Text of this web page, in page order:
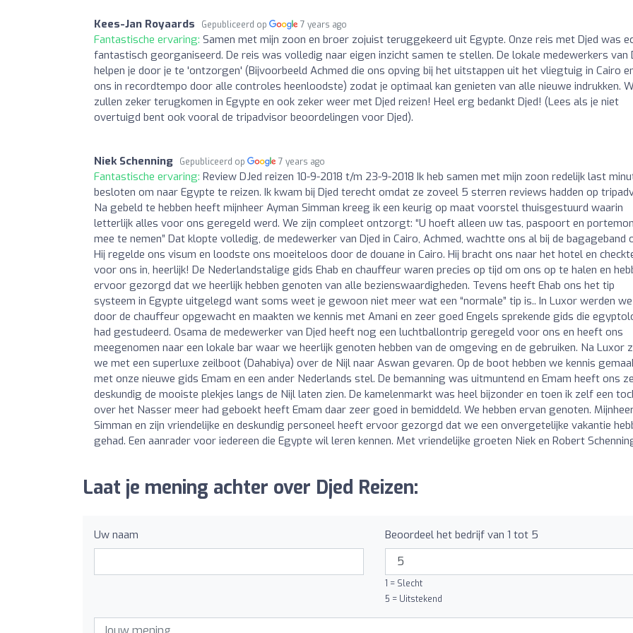
Kees-Jan Royaards Gepubliceerd op 7 years ago
Fantastische ervaring: Samen met mijn zoon en broer zojuist teruggekeerd uit Egypte. Onze reis met Djed was
fantastisch georganiseerd. De reis was volledig naar eigen inzicht samen te stellen. De lokale medewerkers van
helpen je door je te 'ontzorgen' (Bijvoorbeeld Achmed die ons opving bij het uitstappen uit het vliegtuig in Cairo
ons in recordtempo door alle controles heenloodste) zodat je optimaal kan genieten van alle nieuwe indrukken.
zullen zeker terugkomen in Egypte en ook zeker weer met Djed reizen! Heel erg bedankt Djed! (Lees als je niet
overtuigd bent ook vooral de tripadvisor beoordelingen voor Djed).
Niek Schenning Gepubliceerd op 7 years ago
Fantastische ervaring: Review DJed reizen 10-9-2018 t/m 23-9-2018 Ik heb samen met mijn zoon redelijk last
besloten om naar Egypte te reizen. Ik kwam bij Djed terecht omdat ze zoveel 5 sterren reviews hadden op
Na gebeld te hebben heeft mijnheer Ayman Simman kreeg ik een keurig op maat voorstel thuisgestuurd waarin
letterlijk alles voor ons geregeld werd. We zijn compleet ontzorgt: “U hoeft alleen uw tas, paspoort en
mee te nemen” Dat klopte volledig, de medewerker van Djed in Cairo, Achmed, wachtte ons al bij de bagageband
Hij regelde ons visum en loodste ons moeiteloos door de douane in Cairo. Hij bracht ons naar het hotel en
voor ons in, heerlijk! De Nederlandstalige gids Ehab en chauffeur waren precies op tijd om ons op te halen en
ervoor gezorgd dat we heerlijk hebben genoten van alle bezienswaardigheden. Tevens heeft Ehab ons het tip
systeem in Egypte uitgelegd want soms weet je gewoon niet meer wat een “normale” tip is.. In Luxor werden we
door de chauffeur opgewacht en maakten we kennis met Amani en zeer goed Engels sprekende gids die
had gestudeerd. Osama de medewerker van Djed heeft nog een luchtballontrip geregeld voor ons en heeft ons
meegenomen naar een lokale bar waar we heerlijk genoten hebben van de omgeving en de gebruiken. Na Luxor
we met een superluxe zeilboot (Dahabiya) over de Nijl naar Aswan gevaren. Op de boot hebben we kennis
met onze nieuwe gids Emam en een ander Nederlands stel. De bemanning was uitmuntend en Emam heeft ons
deskundig de mooiste plekjes langs de Nijl laten zien. De kamelenmarkt was heel bijzonder en toen ik zelf een
over het Nasser meer had geboekt heeft Emam daar zeer goed in bemiddeld. We hebben ervan genoten.
Simman en zijn vriendelijke en deskundig personeel heeft ervoor gezorgd dat we een onvergetelijke vakantie
gehad. Een aanrader voor iedereen die Egypte wil leren kennen. Met vriendelijke groeten Niek en Robert
Laat je mening achter over Djed Reizen:
Uw naam Beoordeel het bedrijf van 1 tot 5
1 = Slecht
5 = Uitstekend